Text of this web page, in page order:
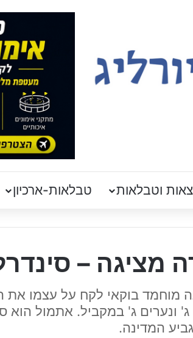
וטבלאות טבלאות-ארכיון
מציגה –
מוחמד בוקאי לקח על עצמו את
ג' ונערים ג' במקביל. אתמול
המדינה.